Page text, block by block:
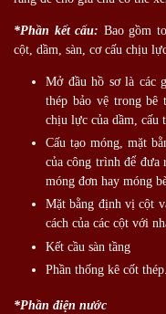
*Phần kết cấu: Bao gồm
cột, dầm, sàn, cơ cấu chịu
Mở đầu hồ sơ là các
thép bảo vệ trong bê
chịu lực của dầm, cấu
Cấu tạo móng, mặt
của công trình để đưa
móng đơn hay móng
Mặt bằng định vị cột
cách của các cột với
Kết cầu sàn tầng
Phần thống kê cốt thép.
*Phần điện nước